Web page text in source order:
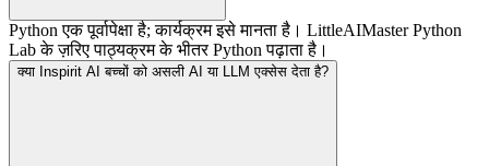
Python एक पूर्वापेक्षा है; कार्यक्रम इसे मानता है। LittleAIMaster Python
Lab के ज़रिए पाठ्यक्रम के भीतर Python पढ़ाता है।
क्या Inspirit AI बच्चों को असली AI या LLM एक्सेस देता है?